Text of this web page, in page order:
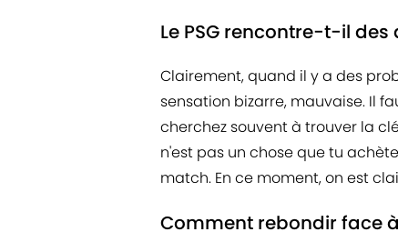
Le PSG rencontre-t-il
Clairement, quand il y a des
sensation bizarre, mauvaise. Il
cherchez souvent à trouver la
n'est pas un chose que tu
match. En ce moment, on est
Comment rebondir face